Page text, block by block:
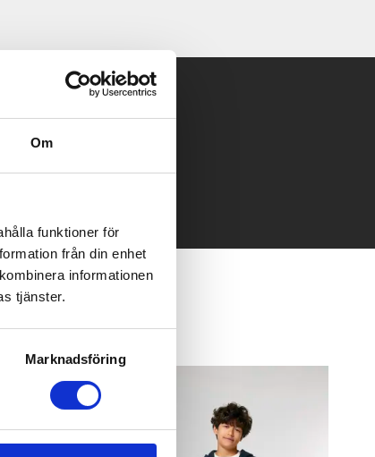
Om
funktioner för
från din enhet
informationen
tjänster.
Marknadsföring